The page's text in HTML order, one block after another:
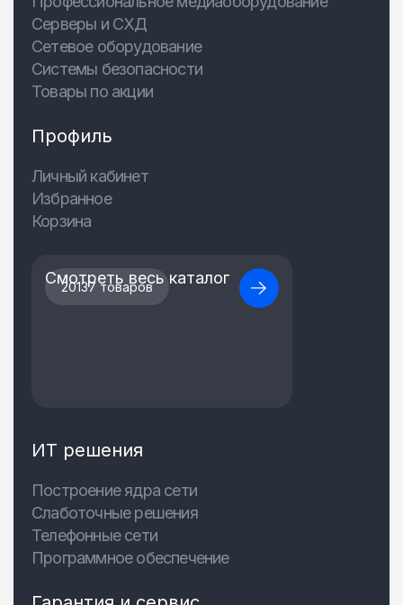
Серверы и СХД
Сетевое оборудование
Системы безопасности
Товары по акции
Профиль
Личный кабинет
Избранное
Корзина
20137 товаров
Смотреть весь каталог
ИТ решения
Построение ядра сети
Слаботочные решения
Телефонные сети
Программное обеспечение